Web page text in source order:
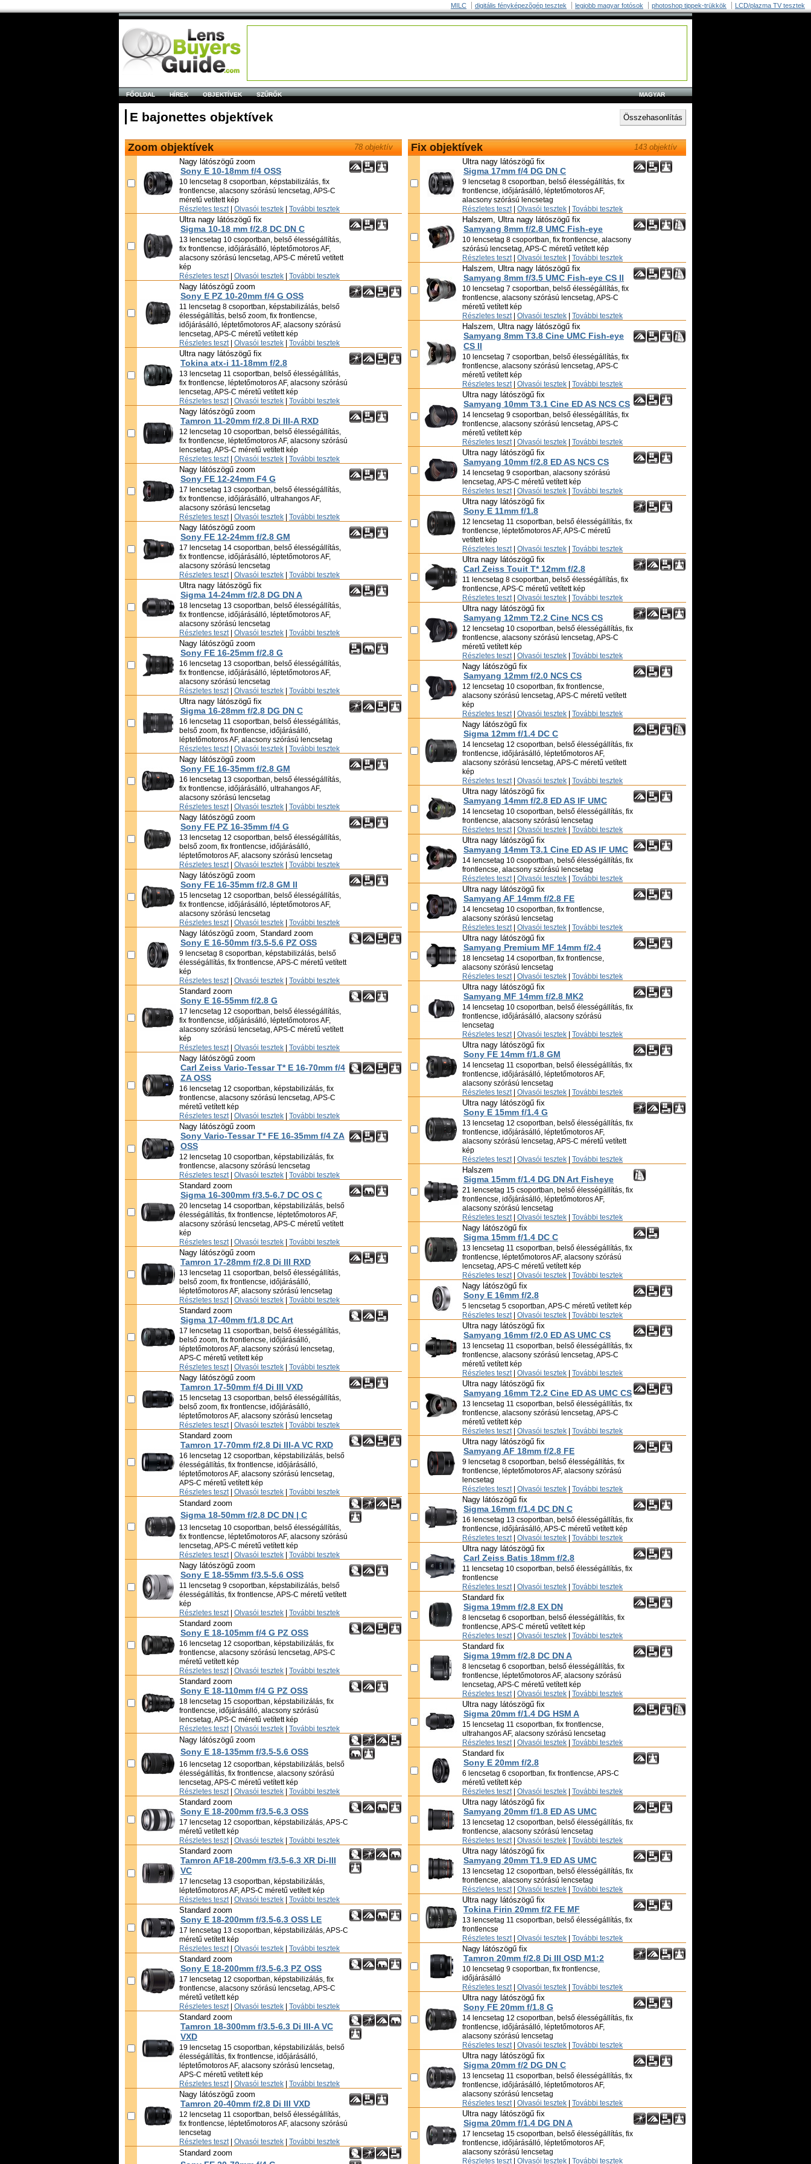
MILC digitális fényképezõgép tesztek legjobb magyar fotósok photoshop tippek-trükkök LCD/plazma TV tesztek
MAGYAR
FŐOLDAL HÍREK OBJEKTÍVEK SZŰRŐK
E bajonettes objektívek
78 objektív
Zoom objektívek
Nagy látószögű zoom
Sony E 10-18mm f/4 OSS
10 lencsetag 8 csoportban, képstabilizálás, fix
frontlencse, alacsony szórású lencsetag, APS-C
méretű vetített kép
Részletes teszt Olvasói tesztek További tesztek
Ultra nagy látószögű fix
Sigma 10-18 mm f/2.8 DC DN C
13 lencsetag 10 csoportban, belső élességállítás,
fix frontlencse, időjárásálló, léptetőmotoros AF,
alacsony szórású lencsetag, APS-C méretű vetített
kép
Részletes teszt Olvasói tesztek További tesztek
Nagy látószögű zoom
Sony E PZ 10-20mm f/4 G OSS
11 lencsetag 8 csoportban, képstabilizálás, belső
élességállítás, belső zoom, fix frontlencse,
időjárásálló, léptetőmotoros AF, alacsony szórású
lencsetag, APS-C méretű vetített kép
Részletes teszt Olvasói tesztek További tesztek
Ultra nagy látószögű fix
Tokina atx-i 11-18mm f/2.8
13 lencsetag 11 csoportban, belső élességállítás,
fix frontlencse, léptetőmotoros AF, alacsony szórású
lencsetag, APS-C méretű vetített kép
Részletes teszt Olvasói tesztek További tesztek
Nagy látószögű zoom
Tamron 11-20mm f/2.8 Di III-A RXD
12 lencsetag 10 csoportban, belső élességállítás,
fix frontlencse, léptetőmotoros AF, alacsony szórású
lencsetag, APS-C méretű vetített kép
Részletes teszt Olvasói tesztek További tesztek
Nagy látószögű zoom
Sony FE 12-24mm F4 G
17 lencsetag 13 csoportban, belső élességállítás,
fix frontlencse, időjárásálló, ultrahangos AF,
alacsony szórású lencsetag
Részletes teszt Olvasói tesztek További tesztek
Nagy látószögű zoom
Sony FE 12-24mm f/2.8 GM
17 lencsetag 14 csoportban, belső élességállítás,
fix frontlencse, időjárásálló, léptetőmotoros AF,
alacsony szórású lencsetag
Részletes teszt Olvasói tesztek További tesztek
Ultra nagy látószögű fix
Sigma 14-24mm f/2.8 DG DN A
18 lencsetag 13 csoportban, belső élességállítás,
fix frontlencse, időjárásálló, léptetőmotoros AF,
alacsony szórású lencsetag
Részletes teszt Olvasói tesztek További tesztek
Nagy látószögű zoom
Sony FE 16-25mm f/2.8 G
16 lencsetag 13 csoportban, belső élességállítás,
fix frontlencse, időjárásálló, léptetőmotoros AF,
alacsony szórású lencsetag
Részletes teszt Olvasói tesztek További tesztek
Ultra nagy látószögű fix
Sigma 16-28mm f/2.8 DG DN C
16 lencsetag 11 csoportban, belső élességállítás,
belső zoom, fix frontlencse, időjárásálló,
léptetőmotoros AF, alacsony szórású lencsetag
Részletes teszt Olvasói tesztek További tesztek
Nagy látószögű zoom
Sony FE 16-35mm f/2.8 GM
16 lencsetag 13 csoportban, belső élességállítás,
fix frontlencse, időjárásálló, ultrahangos AF,
alacsony szórású lencsetag
Részletes teszt Olvasói tesztek További tesztek
Nagy látószögű zoom
Sony FE PZ 16-35mm f/4 G
13 lencsetag 12 csoportban, belső élességállítás,
belső zoom, fix frontlencse, időjárásálló,
léptetőmotoros AF, alacsony szórású lencsetag
Részletes teszt Olvasói tesztek További tesztek
Nagy látószögű zoom
Sony FE 16-35mm f/2.8 GM II
15 lencsetag 12 csoportban, belső élességállítás,
fix frontlencse, időjárásálló, léptetőmotoros AF,
alacsony szórású lencsetag
Részletes teszt Olvasói tesztek További tesztek
Nagy látószögű zoom, Standard zoom
Sony E 16-50mm f/3.5-5.6 PZ OSS
9 lencsetag 8 csoportban, képstabilizálás, belső
élességállítás, fix frontlencse, APS-C méretű vetített
kép
Részletes teszt Olvasói tesztek További tesztek
Standard zoom
Sony E 16-55mm f/2.8 G
17 lencsetag 12 csoportban, belső élességállítás,
fix frontlencse, időjárásálló, léptetőmotoros AF,
alacsony szórású lencsetag, APS-C méretű vetített
kép
Részletes teszt Olvasói tesztek További tesztek
Nagy látószögű zoom
Carl Zeiss Vario-Tessar T* E 16-70mm f/4
ZA OSS
16 lencsetag 12 csoportban, képstabilizálás, fix
frontlencse, alacsony szórású lencsetag, APS-C
méretű vetített kép
Részletes teszt Olvasói tesztek További tesztek
Nagy látószögű zoom
Sony Vario-Tessar T* FE 16-35mm f/4 ZA
OSS
12 lencsetag 10 csoportban, képstabilizálás, fix
frontlencse, alacsony szórású lencsetag
Részletes teszt Olvasói tesztek További tesztek
Standard zoom
Sigma 16-300mm f/3.5-6.7 DC OS C
20 lencsetag 14 csoportban, képstabilizálás, belső
élességállítás, fix frontlencse, léptetőmotoros AF,
alacsony szórású lencsetag, APS-C méretű vetített
kép
Részletes teszt Olvasói tesztek További tesztek
Nagy látószögű zoom
Tamron 17-28mm f/2.8 Di III RXD
13 lencsetag 11 csoportban, belső élességállítás,
belső zoom, fix frontlencse, időjárásálló,
léptetőmotoros AF, alacsony szórású lencsetag
Részletes teszt Olvasói tesztek További tesztek
Standard zoom
Sigma 17-40mm f/1.8 DC Art
17 lencsetag 11 csoportban, belső élességállítás,
belső zoom, fix frontlencse, időjárásálló,
léptetőmotoros AF, alacsony szórású lencsetag,
APS-C méretű vetített kép
Részletes teszt Olvasói tesztek További tesztek
Nagy látószögű zoom
Tamron 17-50mm f/4 Di III VXD
15 lencsetag 13 csoportban, belső élességállítás,
belső zoom, fix frontlencse, időjárásálló,
léptetőmotoros AF, alacsony szórású lencsetag
Részletes teszt Olvasói tesztek További tesztek
Standard zoom
Tamron 17-70mm f/2.8 Di III-A VC RXD
16 lencsetag 12 csoportban, képstabilizálás, belső
élességállítás, fix frontlencse, időjárásálló,
léptetőmotoros AF, alacsony szórású lencsetag,
APS-C méretű vetített kép
Részletes teszt Olvasói tesztek További tesztek
Standard zoom
Sigma 18-50mm f/2.8 DC DN | C
13 lencsetag 10 csoportban, belső élességállítás,
fix frontlencse, léptetőmotoros AF, alacsony szórású
lencsetag, APS-C méretű vetített kép
Részletes teszt Olvasói tesztek További tesztek
Nagy látószögű zoom
Sony E 18-55mm f/3.5-5.6 OSS
11 lencsetag 9 csoportban, képstabilizálás, belső
élességállítás, fix frontlencse, APS-C méretű vetített
kép
Részletes teszt Olvasói tesztek További tesztek
Standard zoom
Sony E 18-105mm f/4 G PZ OSS
16 lencsetag 12 csoportban, képstabilizálás, fix
frontlencse, alacsony szórású lencsetag, APS-C
méretű vetített kép
Részletes teszt Olvasói tesztek További tesztek
Standard zoom
Sony E 18-110mm f/4 G PZ OSS
18 lencsetag 15 csoportban, képstabilizálás, fix
frontlencse, időjárásálló, alacsony szórású
lencsetag, APS-C méretű vetített kép
Részletes teszt Olvasói tesztek További tesztek
Nagy látószögű zoom
Sony E 18-135mm f/3.5-5.6 OSS
16 lencsetag 12 csoportban, képstabilizálás, belső
élességállítás, fix frontlencse, alacsony szórású
lencsetag, APS-C méretű vetített kép
Részletes teszt Olvasói tesztek További tesztek
Standard zoom
Sony E 18-200mm f/3.5-6.3 OSS
17 lencsetag 12 csoportban, képstabilizálás, APS-C
méretű vetített kép
Részletes teszt Olvasói tesztek További tesztek
Standard zoom
Tamron AF18-200mm f/3.5-6.3 XR Di-III
VC
17 lencsetag 13 csoportban, képstabilizálás,
léptetőmotoros AF, APS-C méretű vetített kép
Részletes teszt Olvasói tesztek További tesztek
Standard zoom
Sony E 18-200mm f/3.5-6.3 OSS LE
17 lencsetag 13 csoportban, képstabilizálás, APS-C
méretű vetített kép
Részletes teszt Olvasói tesztek További tesztek
Standard zoom
Sony E 18-200mm f/3.5-6.3 PZ OSS
17 lencsetag 12 csoportban, képstabilizálás, fix
frontlencse, alacsony szórású lencsetag, APS-C
méretű vetített kép
Részletes teszt Olvasói tesztek További tesztek
Standard zoom
Tamron 18-300mm f/3.5-6.3 Di III-A VC
VXD
19 lencsetag 15 csoportban, képstabilizálás, belső
élességállítás, fix frontlencse, időjárásálló,
léptetőmotoros AF, alacsony szórású lencsetag,
APS-C méretű vetített kép
Részletes teszt Olvasói tesztek További tesztek
Nagy látószögű zoom
Tamron 20-40mm f/2.8 Di III VXD
12 lencsetag 11 csoportban, belső élességállítás,
fix frontlencse, léptetőmotoros AF, alacsony szórású
lencsetag
Részletes teszt Olvasói tesztek További tesztek
Standard zoom
143 objektív
Fix objektívek
Ultra nagy látószögű fix
Sigma 17mm f/4 DG DN C
9 lencsetag 8 csoportban, belső élességállítás, fix
frontlencse, időjárásálló, léptetőmotoros AF,
alacsony szórású lencsetag
Részletes teszt Olvasói tesztek További tesztek
Halszem, Ultra nagy látószögű fix
Samyang 8mm f/2.8 UMC Fish-eye
10 lencsetag 8 csoportban, fix frontlencse, alacsony
szórású lencsetag, APS-C méretű vetített kép
Részletes teszt Olvasói tesztek További tesztek
Halszem, Ultra nagy látószögű fix
Samyang 8mm f/3.5 UMC Fish-eye CS II
10 lencsetag 7 csoportban, belső élességállítás, fix
frontlencse, alacsony szórású lencsetag, APS-C
méretű vetített kép
Részletes teszt Olvasói tesztek További tesztek
Halszem, Ultra nagy látószögű fix
Samyang 8mm T3.8 Cine UMC Fish-eye
CS II
10 lencsetag 7 csoportban, belső élességállítás, fix
frontlencse, alacsony szórású lencsetag, APS-C
méretű vetített kép
Részletes teszt Olvasói tesztek További tesztek
Ultra nagy látószögű fix
Samyang 10mm T3.1 Cine ED AS NCS CS
14 lencsetag 9 csoportban, belső élességállítás, fix
frontlencse, alacsony szórású lencsetag, APS-C
méretű vetített kép
Részletes teszt Olvasói tesztek További tesztek
Ultra nagy látószögű fix
Samyang 10mm f/2.8 ED AS NCS CS
14 lencsetag 9 csoportban, alacsony szórású
lencsetag, APS-C méretű vetített kép
Részletes teszt Olvasói tesztek További tesztek
Ultra nagy látószögű fix
Sony E 11mm f/1.8
12 lencsetag 11 csoportban, belső élességállítás, fix
frontlencse, léptetőmotoros AF, APS-C méretű
vetített kép
Részletes teszt Olvasói tesztek További tesztek
Ultra nagy látószögű fix
Carl Zeiss Touit T* 12mm f/2.8
11 lencsetag 8 csoportban, belső élességállítás, fix
frontlencse, APS-C méretű vetített kép
Részletes teszt Olvasói tesztek További tesztek
Ultra nagy látószögű fix
Samyang 12mm T2.2 Cine NCS CS
12 lencsetag 10 csoportban, belső élességállítás, fix
frontlencse, alacsony szórású lencsetag, APS-C
méretű vetített kép
Részletes teszt Olvasói tesztek További tesztek
Nagy látószögű fix
Samyang 12mm f/2.0 NCS CS
12 lencsetag 10 csoportban, fix frontlencse,
alacsony szórású lencsetag, APS-C méretű vetített
kép
Részletes teszt Olvasói tesztek További tesztek
Nagy látószögű fix
Sigma 12mm f/1.4 DC C
14 lencsetag 12 csoportban, belső élességállítás, fix
frontlencse, időjárásálló, léptetőmotoros AF,
alacsony szórású lencsetag, APS-C méretű vetített
kép
Részletes teszt Olvasói tesztek További tesztek
Ultra nagy látószögű fix
Samyang 14mm f/2.8 ED AS IF UMC
14 lencsetag 10 csoportban, belső élességállítás, fix
frontlencse, alacsony szórású lencsetag
Részletes teszt Olvasói tesztek További tesztek
Ultra nagy látószögű fix
Samyang 14mm T3.1 Cine ED AS IF UMC
14 lencsetag 10 csoportban, belső élességállítás, fix
frontlencse, alacsony szórású lencsetag
Részletes teszt Olvasói tesztek További tesztek
Ultra nagy látószögű fix
Samyang AF 14mm f/2.8 FE
14 lencsetag 10 csoportban, fix frontlencse,
alacsony szórású lencsetag
Részletes teszt Olvasói tesztek További tesztek
Ultra nagy látószögű fix
Samyang Premium MF 14mm f/2.4
18 lencsetag 14 csoportban, fix frontlencse,
alacsony szórású lencsetag
Részletes teszt Olvasói tesztek További tesztek
Ultra nagy látószögű fix
Samyang MF 14mm f/2.8 MK2
14 lencsetag 10 csoportban, belső élességállítás, fix
frontlencse, időjárásálló, alacsony szórású
lencsetag
Részletes teszt Olvasói tesztek További tesztek
Ultra nagy látószögű fix
Sony FE 14mm f/1.8 GM
14 lencsetag 11 csoportban, belső élességállítás, fix
frontlencse, időjárásálló, léptetőmotoros AF,
alacsony szórású lencsetag
Részletes teszt Olvasói tesztek További tesztek
Ultra nagy látószögű fix
Sony E 15mm f/1.4 G
13 lencsetag 12 csoportban, belső élességállítás, fix
frontlencse, időjárásálló, léptetőmotoros AF,
alacsony szórású lencsetag, APS-C méretű vetített
kép
Részletes teszt Olvasói tesztek További tesztek
Halszem
Sigma 15mm f/1.4 DG DN Art Fisheye
21 lencsetag 15 csoportban, belső élességállítás, fix
frontlencse, időjárásálló, léptetőmotoros AF,
alacsony szórású lencsetag
Részletes teszt Olvasói tesztek További tesztek
Nagy látószögű fix
Sigma 15mm f/1.4 DC C
13 lencsetag 11 csoportban, belső élességállítás, fix
frontlencse, léptetőmotoros AF, alacsony szórású
lencsetag, APS-C méretű vetített kép
Részletes teszt Olvasói tesztek További tesztek
Nagy látószögű fix
Sony E 16mm f/2.8
5 lencsetag 5 csoportban, APS-C méretű vetített kép
Részletes teszt Olvasói tesztek További tesztek
Ultra nagy látószögű fix
Samyang 16mm f/2.0 ED AS UMC CS
13 lencsetag 11 csoportban, belső élességállítás, fix
frontlencse, alacsony szórású lencsetag, APS-C
méretű vetített kép
Részletes teszt Olvasói tesztek További tesztek
Ultra nagy látószögű fix
Samyang 16mm T2.2 Cine ED AS UMC CS
13 lencsetag 11 csoportban, belső élességállítás, fix
frontlencse, alacsony szórású lencsetag, APS-C
méretű vetített kép
Részletes teszt Olvasói tesztek További tesztek
Ultra nagy látószögű fix
Samyang AF 18mm f/2.8 FE
9 lencsetag 8 csoportban, belső élességállítás, fix
frontlencse, léptetőmotoros AF, alacsony szórású
lencsetag
Részletes teszt Olvasói tesztek További tesztek
Nagy látószögű fix
Sigma 16mm f/1.4 DC DN C
16 lencsetag 13 csoportban, belső élességállítás, fix
frontlencse, időjárásálló, APS-C méretű vetített kép
Részletes teszt Olvasói tesztek További tesztek
Ultra nagy látószögű fix
Carl Zeiss Batis 18mm f/2.8
11 lencsetag 10 csoportban, belső élességállítás, fix
frontlencse
Részletes teszt Olvasói tesztek További tesztek
Standard fix
Sigma 19mm f/2.8 EX DN
8 lencsetag 6 csoportban, belső élességállítás, fix
frontlencse, APS-C méretű vetített kép
Részletes teszt Olvasói tesztek További tesztek
Standard fix
Sigma 19mm f/2.8 DC DN A
8 lencsetag 6 csoportban, belső élességállítás, fix
frontlencse, léptetőmotoros AF, alacsony szórású
lencsetag, APS-C méretű vetített kép
Részletes teszt Olvasói tesztek További tesztek
Ultra nagy látószögű fix
Sigma 20mm f/1.4 DG HSM A
15 lencsetag 11 csoportban, fix frontlencse,
ultrahangos AF, alacsony szórású lencsetag
Részletes teszt Olvasói tesztek További tesztek
Standard fix
Sony E 20mm f/2.8
6 lencsetag 6 csoportban, fix frontlencse, APS-C
méretű vetített kép
Részletes teszt Olvasói tesztek További tesztek
Ultra nagy látószögű fix
Samyang 20mm f/1.8 ED AS UMC
13 lencsetag 12 csoportban, belső élességállítás, fix
frontlencse, alacsony szórású lencsetag
Részletes teszt Olvasói tesztek További tesztek
Ultra nagy látószögű fix
Samyang 20mm T1.9 ED AS UMC
13 lencsetag 12 csoportban, belső élességállítás, fix
frontlencse, alacsony szórású lencsetag
Részletes teszt Olvasói tesztek További tesztek
Ultra nagy látószögű fix
Tokina Firin 20mm f/2 FE MF
13 lencsetag 11 csoportban, belső élességállítás, fix
frontlencse
Részletes teszt Olvasói tesztek További tesztek
Nagy látószögű fix
Tamron 20mm f/2.8 Di III OSD M1:2
10 lencsetag 9 csoportban, fix frontlencse,
időjárásálló
Részletes teszt Olvasói tesztek További tesztek
Ultra nagy látószögű fix
Sony FE 20mm f/1.8 G
14 lencsetag 12 csoportban, belső élességállítás, fix
frontlencse, időjárásálló, léptetőmotoros AF,
alacsony szórású lencsetag
Részletes teszt Olvasói tesztek További tesztek
Ultra nagy látószögű fix
Sigma 20mm f/2 DG DN C
13 lencsetag 11 csoportban, belső élességállítás, fix
frontlencse, időjárásálló, léptetőmotoros AF,
alacsony szórású lencsetag
Részletes teszt Olvasói tesztek További tesztek
Ultra nagy látószögű fix
Sigma 20mm f/1.4 DG DN A
17 lencsetag 15 csoportban, belső élességállítás, fix
frontlencse, időjárásálló, léptetőmotoros AF,
alacsony szórású lencsetag
Részletes teszt Olvasói tesztek További tesztek